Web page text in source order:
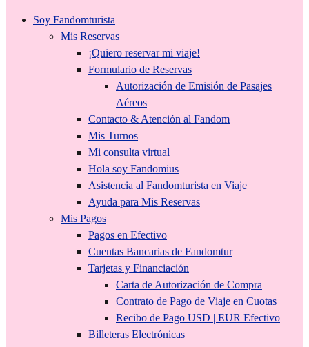
Soy Fandomturista
Mis Reservas
¡Quiero reservar mi viaje!
Formulario de Reservas
Autorización de Emisión de Pasajes
Aéreos
Contacto & Atención al Fandom
Mis Turnos
Mi consulta virtual
Hola soy Fandomius
Asistencia al Fandomturista en Viaje
Ayuda para Mis Reservas
Mis Pagos
Pagos en Efectivo
Cuentas Bancarias de Fandomtur
Tarjetas y Financiación
Carta de Autorización de Compra
Contrato de Pago de Viaje en Cuotas
Recibo de Pago USD | EUR Efectivo
Billeteras Electrónicas